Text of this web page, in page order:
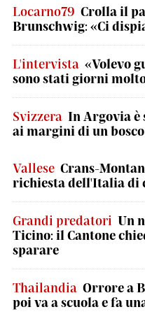
Locarno79 Crolla il
Brunschwig: «Ci
L'intervista «Volevo
sono stati giorni
Svizzera In Argovia è
ai margini di un bosco
Vallese Crans-
richiesta dell'Italia di
Grandi predatori Un
Ticino: il Cantone
sparare
Thailandia Orrore a
poi va a scuola e fa